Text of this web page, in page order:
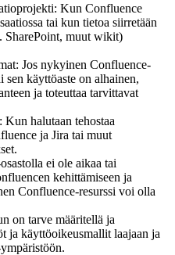
Kun Confluence
tai kun tietoa siirretään
SharePoint, muut wikit)
Jos nykyinen Confluence-
sen käyttöaste on alhainen,
ja toteuttaa tarvittavat
halutaan tehostaa
ja Jira tai muut
ei ole aikaa tai
kehittämiseen ja
Confluence-resurssi voi olla
on tarve määritellä ja
ja käyttöoikeusmallit laajaan ja